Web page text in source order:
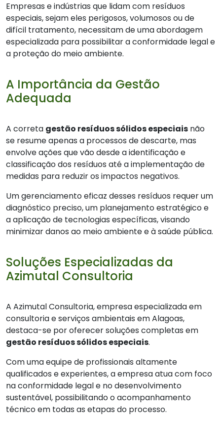
Empresas e indústrias que lidam com resíduos
especiais, sejam eles perigosos, volumosos ou de
difícil tratamento, necessitam de uma abordagem
especializada para possibilitar a conformidade legal e
a proteção do meio ambiente.
A Importância da Gestão
Adequada
A correta gestão resíduos sólidos especiais não
se resume apenas a processos de descarte, mas
envolve ações que vão desde a identificação e
classificação dos resíduos até a implementação de
medidas para reduzir os impactos negativos.
Um gerenciamento eficaz desses resíduos requer um
diagnóstico preciso, um planejamento estratégico e
a aplicação de tecnologias específicas, visando
minimizar danos ao meio ambiente e à saúde pública.
Soluções Especializadas da
Azimutal Consultoria
A Azimutal Consultoria, empresa especializada em
consultoria e serviços ambientais em Alagoas,
destaca-se por oferecer soluções completas em
gestão resíduos sólidos especiais.
Com uma equipe de profissionais altamente
qualificados e experientes, a empresa atua com foco
na conformidade legal e no desenvolvimento
sustentável, possibilitando o acompanhamento
técnico em todas as etapas do processo.